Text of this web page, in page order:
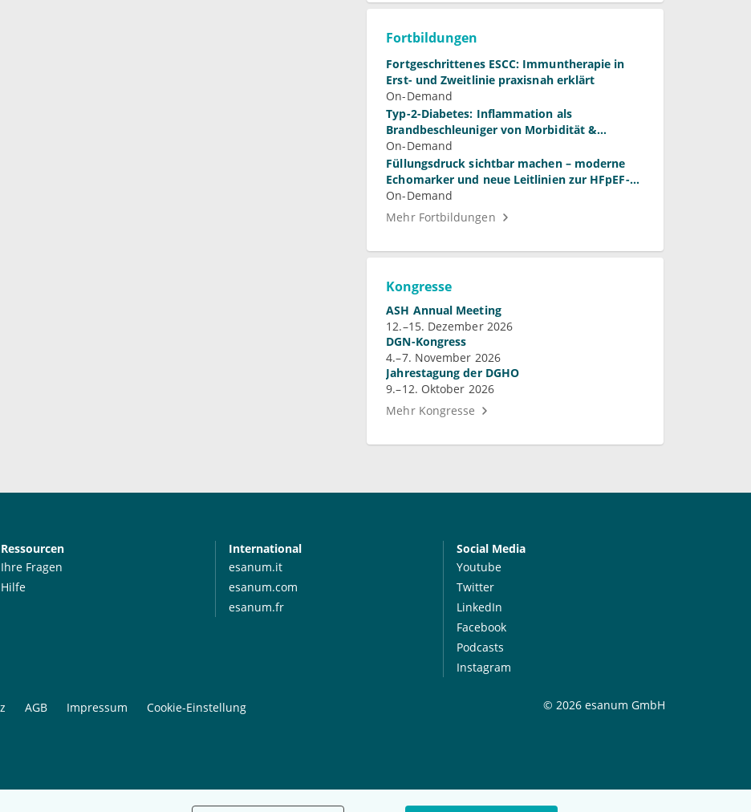
Fortbildungen
Fortgeschrittenes ESCC: Immuntherapie in
Erst- und Zweitlinie praxisnah erklärt
On-Demand
Typ-2-Diabetes: Inflammation als
Brandbeschleuniger von Morbidität &
Mortalität?
On-Demand
Füllungsdruck sichtbar machen – moderne
Echomarker und neue Leitlinien zur HFpEF-
Diagnostik
On-Demand
Mehr Fortbildungen
Kongresse
ASH Annual Meeting
12.–15. Dezember 2026
DGN-Kongress
4.–7. November 2026
Jahrestagung der DGHO
9.–12. Oktober 2026
Mehr Kongresse
Ressourcen
Ihre Fragen
Hilfe
International
esanum.it
esanum.com
esanum.fr
Social Media
Youtube
Twitter
LinkedIn
Facebook
Podcasts
Instagram
AGB Impressum Cookie-Einstellung © 2026 esanum GmbH